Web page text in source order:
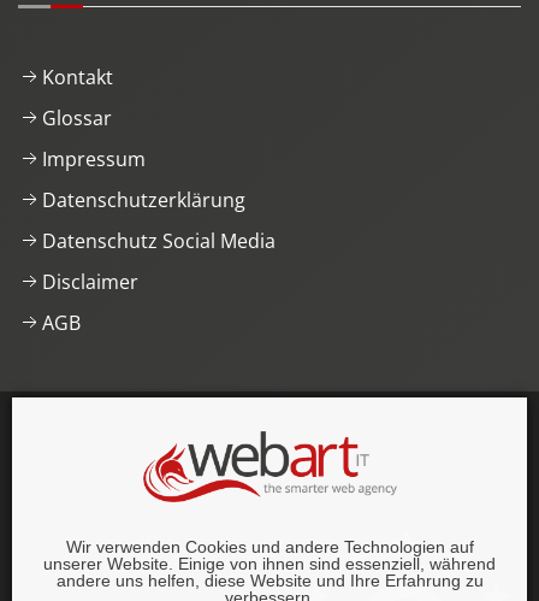
Wir verwenden Cookies und andere Technologien auf
unserer Website. Einige von ihnen sind essenziell, während
andere uns helfen, diese Website und Ihre Erfahrung zu
Kontakt
Glossar
Impressum
Datenschutzerklärung
Datenschutz Social Media
Disclaimer
AGB
This website was proudly built with , lots of
CSS3.
Alle Rechte vorbehalten.